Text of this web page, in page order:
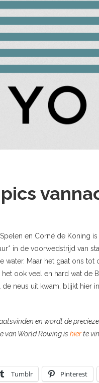
en Corné de Koning
in de voorwedstrijd van
water. Maar het gaat ons
ook veel en hard wat
neus uit kwam, blijkt hier
en wordt de
van World Rowing is hierte
Tumblr Pinterest